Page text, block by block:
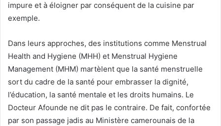
impure et à éloigner par conséquent de la cuisine par
exemple.
Dans leurs approches, des institutions comme Menstrual
Health and Hygiene (MHH) et Menstrual Hygiene
Management (MHM) martèlent que la santé menstruelle
sort du cadre de la santé pour embrasser la dignité,
l’éducation, la santé mentale et les droits humains. Le
Docteur Afounde ne dit pas le contraire. De fait, confortée
par son passage jadis au Ministère camerounais de la